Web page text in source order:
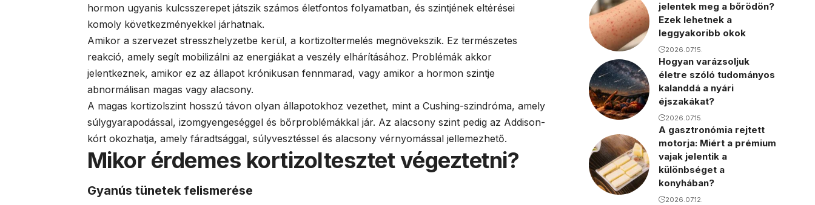
hormon ugyanis kulcsszerepet játszik számos életfontos folyamatban, és szintjének eltérései
komoly következményekkel járhatnak.
Amikor a szervezet stresszhelyzetbe kerül, a kortizoltermelés megnövekszik. Ez természetes
reakció, amely segít mobilizálni az energiákat a veszély elhárításához. Problémák akkor
jelentkeznek, amikor ez az állapot krónikusan fennmarad, vagy amikor a hormon szintje
abnormálisan magas vagy alacsony.
A magas kortizolszint hosszú távon olyan állapotokhoz vezethet, mint a Cushing-szindróma, amely
súlygyarapodással, izomgyengeséggel és bőrproblémákkal jár. Az alacsony szint pedig az Addison-
kórt okozhatja, amely fáradtsággal, súlyvesztéssel és alacsony vérnyomással jellemezhető.
Mikor érdemes kortizoltesztet végeztetni?
Gyanús tünetek felismerése
jelentek meg a bőrödön?
Ezek lehetnek a
leggyakoribb okok
2026.07.15.
Hogyan varázsoljuk
életre szóló tudományos
kalanddá a nyári
éjszakákat?
2026.07.15.
A gasztronómia rejtett
motorja: Miért a prémium
vajak jelentik a
különbséget a
konyhában?
2026.07.12.